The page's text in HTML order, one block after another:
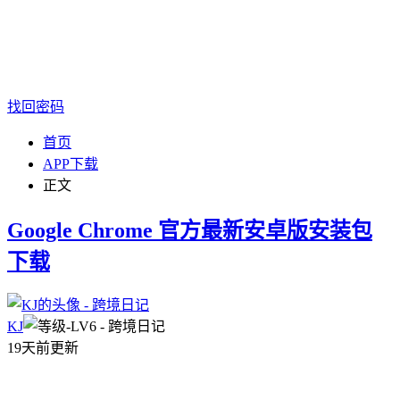
找回密码
首页
APP下载
正文
Google Chrome 官方最新安卓版安装包
下载
KJ
19天前更新